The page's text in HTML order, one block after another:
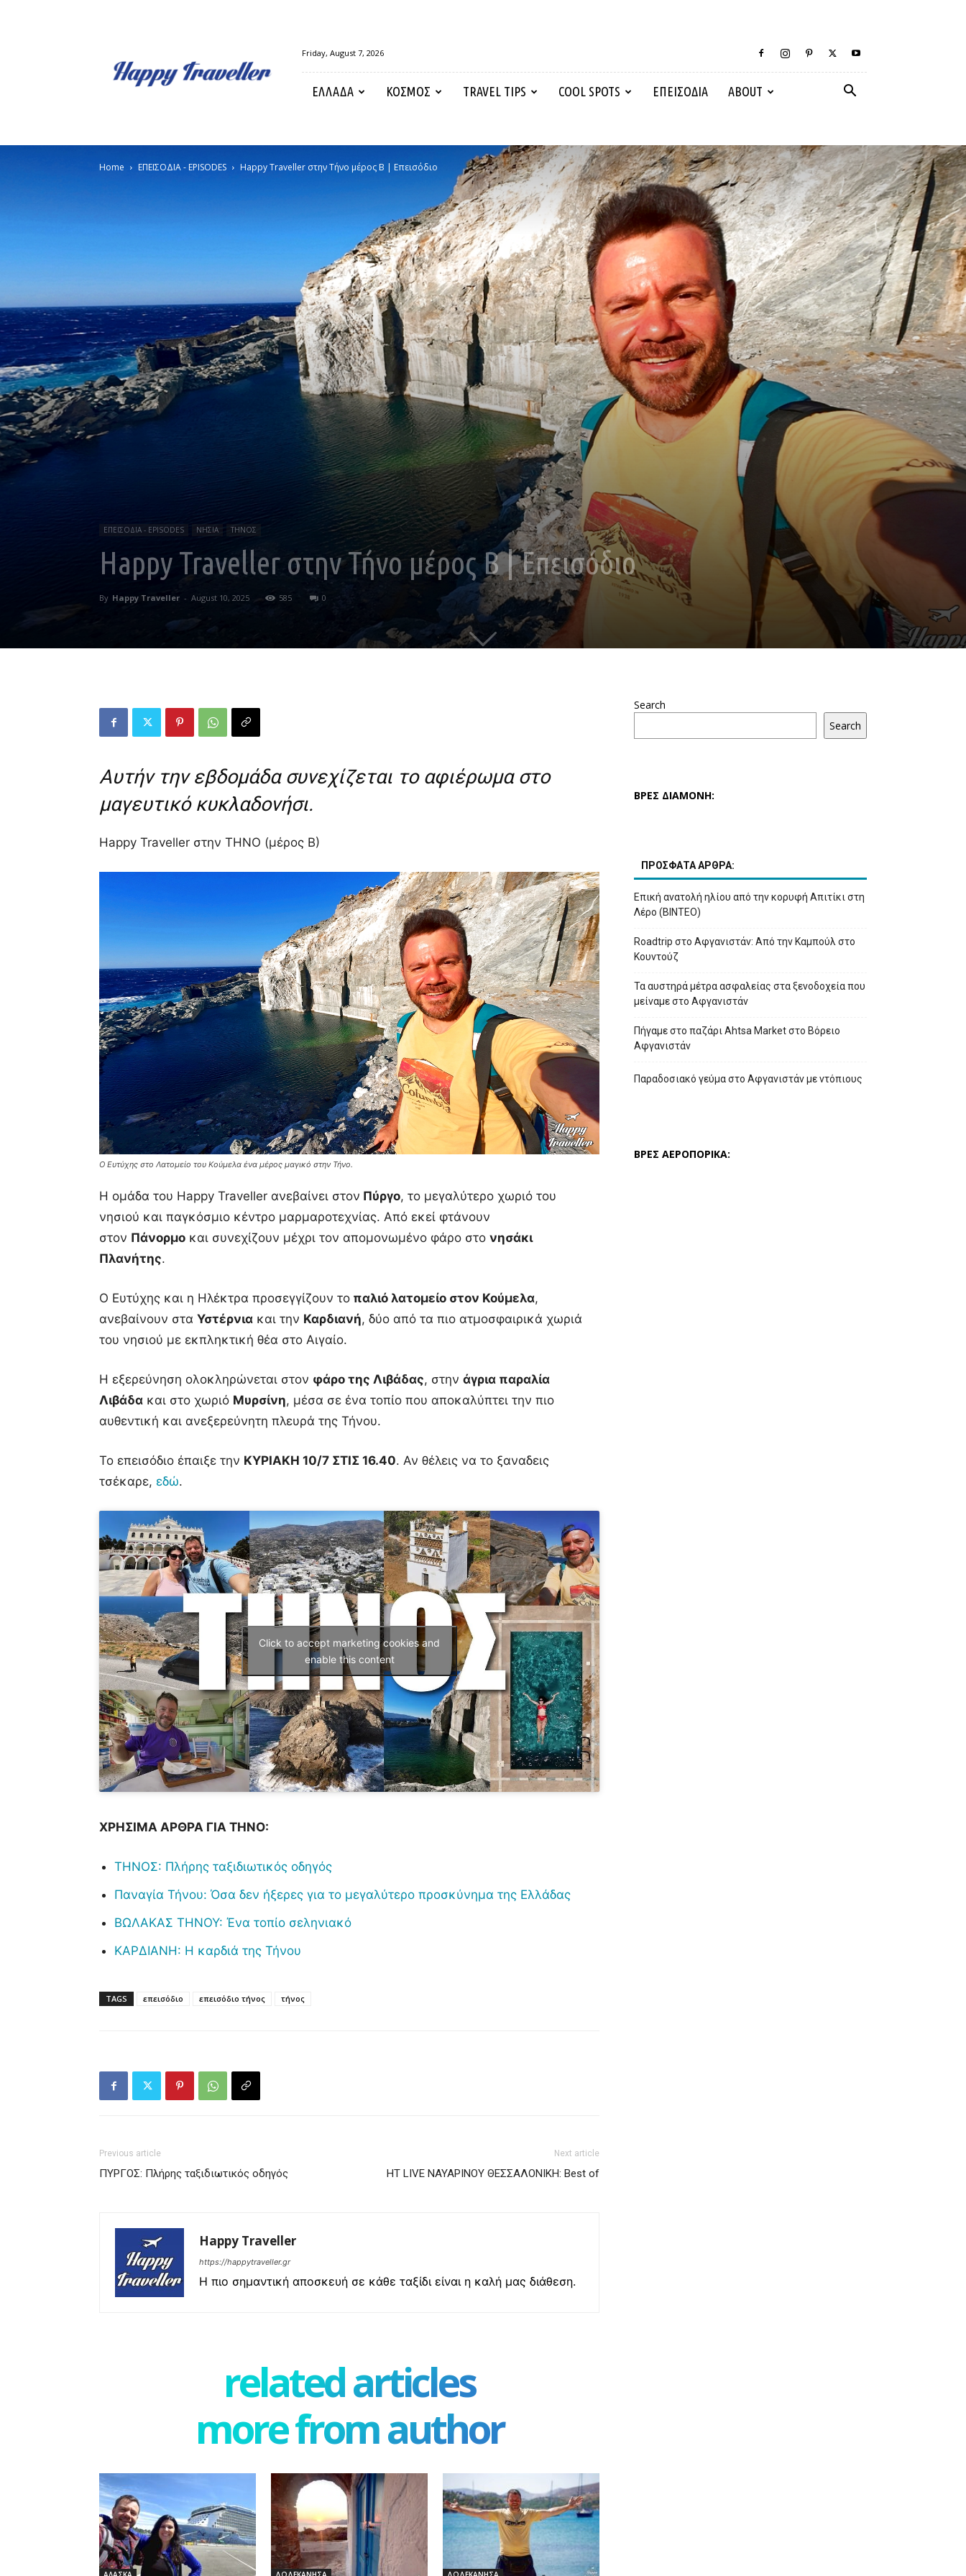
Traveller
Friday, August 7, 2026
ΕΛΛΑΔΑ ΚΟΣΜΟΣ TRAVEL TIPS COOL SPOTS ΕΠΕΙΣΟΔΙΑ ABOUT
Home ΕΠΕΙΣΟΔΙΑ - EPISODES Happy Traveller στην Τήνο μέρος Β | Επεισόδιο
ΕΠΕΙΣΟΔΙΑ - EPISODES ΝΗΣΙΑ ΤΗΝΟΣ
Happy Traveller στην Τήνο μέρος Β | Επεισόδιο
By Happy Traveller - August 10, 2025 585 0
Αυτήν την εβδομάδα συνεχίζεται το αφιέρωμα στο
μαγευτικό κυκλαδονήσι.
Happy Traveller στην ΤΗΝΟ (μέρος Β)
Ο Ευτύχης στο Λατομείο του Κούμελα ένα μέρος μαγικό στην Τήνο.
Η ομάδα του Happy Traveller ανεβαίνει στον Πύργο, το μεγαλύτερο χωριό του
νησιού και παγκόσμιο κέντρο μαρμαροτεχνίας. Από εκεί φτάνουν
στον Πάνορμο και συνεχίζουν μέχρι τον απομονωμένο φάρο στο νησάκι
Πλανήτης.
Ο Ευτύχης και η Ηλέκτρα προσεγγίζουν το παλιό λατομείο στον Κούμελα,
ανεβαίνουν στα Υστέρνια και την Καρδιανή, δύο από τα πιο ατμοσφαιρικά χωριά
του νησιού με εκπληκτική θέα στο Αιγαίο.
Η εξερεύνηση ολοκληρώνεται στον φάρο της Λιβάδας, στην άγρια παραλία
Λιβάδα και στο χωριό Μυρσίνη, μέσα σε ένα τοπίο που αποκαλύπτει την πιο
αυθεντική και ανεξερεύνητη πλευρά της Τήνου.
Το επεισόδιο έπαιξε την ΚΥΡΙΑΚΗ 10/7 ΣΤΙΣ 16.40. Αν θέλεις να το ξαναδεις
τσέκαρε, εδώ.
Click to accept marketing cookies and
enable this content
ΧΡΗΣΙΜΑ ΑΡΘΡΑ ΓΙΑ ΤΗΝΟ:
ΤΗΝΟΣ: Πλήρης ταξιδιωτικός οδηγός
Παναγία Τήνου: Όσα δεν ήξερες για το μεγαλύτερο προσκύνημα της Ελλάδας
ΒΩΛΑΚΑΣ ΤΗΝΟΥ: Ένα τοπίο σεληνιακό
ΚΑΡΔΙΑΝΗ: Η καρδιά της Τήνου
TAGS επεισόδιο επεισόδιο τήνος τήνος
Previous article
ΠΥΡΓΟΣ: Πλήρης ταξιδιωτικός οδηγός
Next article
HT LIVE ΝΑΥΑΡΙΝΟΥ ΘΕΣΣΑΛΟΝΙΚΗ: Best of
Happy Traveller
https://happytraveller.gr
Η πιο σημαντική αποσκευή σε κάθε ταξίδι είναι η καλή μας διάθεση.
related articles
more from author
Search
Search
ΒΡΕΣ ΔΙΑΜΟΝΗ:
ΠΡΟΣΦΑΤΑ ΑΡΘΡΑ:
Επική ανατολή ηλίου από την κορυφή Απιτίκι στη
Λέρο (ΒΙΝΤΕΟ)
Roadtrip στο Αφγανιστάν: Από την Καμπούλ στο
Κουντούζ
Τα αυστηρά μέτρα ασφαλείας στα ξενοδοχεία που
μείναμε στο Αφγανιστάν
Πήγαμε στο παζάρι Ahtsa Market στο Βόρειο
Αφγανιστάν
Παραδοσιακό γεύμα στο Αφγανιστάν με ντόπιους
ΒΡΕΣ ΑΕΡΟΠΟΡΙΚΑ: